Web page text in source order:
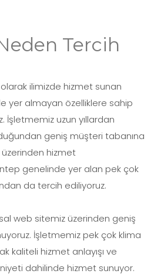
Tercih
ilimizde hizmet sunan
yer almayan özelliklere sahip
İşletmemiz uzun yıllardan
geniş müşteri tabanına
üzerinden hizmet
genelinde yer alan pek çok
da tercih ediliyoruz.
web sitemiz üzerinden geniş
İşletmemiz pek çok klima
kaliteli hizmet anlayışı ve
dahilinde hizmet sunuyor.